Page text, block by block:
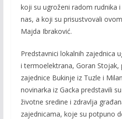
koji su ugroženi radom rudnika
nas, a koji su prisustvovali
Majda Ibraković.
Predstavnici lokalnih zajednica
i termoelektrana, Goran Stojak,
zajednice Bukinje iz Tuzle i
novinarka iz Gacka predstavili
životne sredine i zdravlja
zajednicama, koje su potpuno